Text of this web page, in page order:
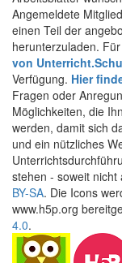
Angemeldete
einen Teil der
herunterzuladen.
von
Verfügung. Hier
Fragen oder
Möglichkeiten, die
werden, damit sich
und ein nützliches
stehen - soweit
BY-SA. Die Icons
www.h5p.org
4.0.